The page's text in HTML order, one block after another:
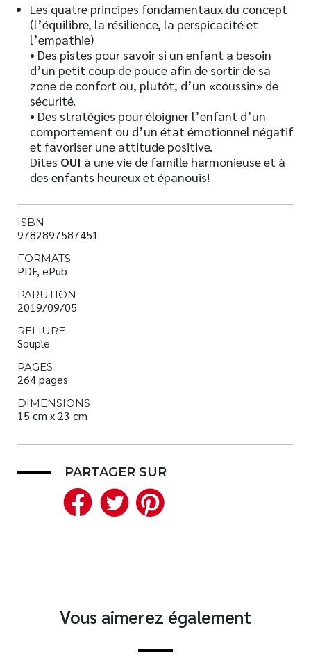
Les quatre principes fondamentaux du concept
(l’équilibre, la résilience, la perspicacité et
l’empathie)
• Des pistes pour savoir si un enfant a besoin
d’un petit coup de pouce afin de sortir de sa
zone de confort ou, plutôt, d’un «coussin» de
sécurité.
• Des stratégies pour éloigner l’enfant d’un
comportement ou d’un état émotionnel négatif
et favoriser une attitude positive.
Dites OUI à une vie de famille harmonieuse et à
des enfants heureux et épanouis!
ISBN
9782897587451
FORMATS
PDF, ePub
PARUTION
2019/09/05
RELIURE
Souple
PAGES
264 pages
DIMENSIONS
15 cm x 23 cm
PARTAGER SUR
Facebook
Twitter
Vous aimerez également